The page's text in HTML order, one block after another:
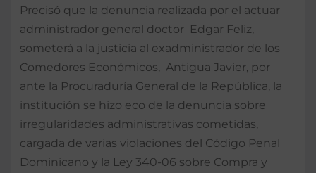
Precisó que la denuncia realizada por el actuar
administrador general doctor Edgar Feliz,
someterá a la justicia al exadministrador de los
Comedores Económicos, Antigua Javier, por
ante la Procuraduría General de la República, la
institución se hizo eco de la denuncia sobre
irregularidades administrativas cometidas,
cargada de varias violaciones del Código Penal
Dominicano y la Ley 340-06 sobre Compra y